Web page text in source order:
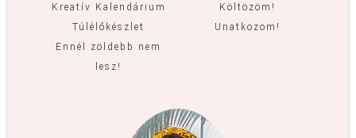
Kreatív Kalendárium
Túlélőkészlet
Ennél zöldebb nem
lesz!
Költözöm!
Unatkozom!